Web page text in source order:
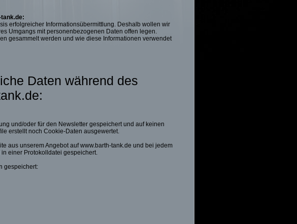
erfolgreicher Informationsübermittlung. Deshalb wollen wir
Umgangs mit personenbezogenen Daten offen legen.
gesammelt werden und wie diese Informationen verwendet
Daten während des
und/oder für den Newsletter gespeichert und auf keinen
erstellt noch Cookie-Daten ausgewertet.
aus unserem Angebot auf www.barth-tank.de und bei jedem
einer Protokolldatei gespeichert.
gespeichert: